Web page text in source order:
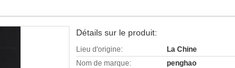
Détails sur le produit:
Lieu d'origine:
La Chine
Nom de marque:
penghao